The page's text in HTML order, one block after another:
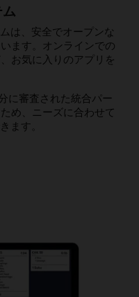
は、安全でオープンな
ます。オンラインでの
お気に入りのアプリを
に審査された統合パー
め、ニーズに合わせて
ます。